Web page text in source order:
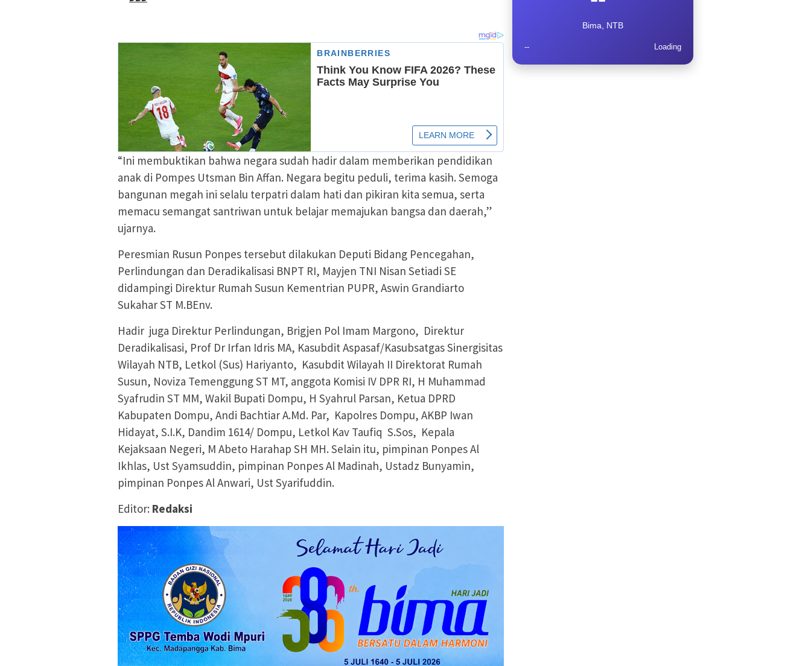
“Ini membuktikan bahwa negara sudah hadir dalam memberikan pendidikan
anak di Pompes Utsman Bin Affan. Negara begitu peduli, terima kasih. Semoga
bangunan megah ini selalu terpatri dalam hati dan pikiran kita semua, serta
memacu semangat santriwan untuk belajar memajukan bangsa dan daerah,”
ujarnya.
Peresmian Rusun Ponpes tersebut dilakukan Deputi Bidang Pencegahan,
Perlindungan dan Deradikalisasi BNPT RI, Mayjen TNI Nisan Setiadi SE
didampingi Direktur Rumah Susun Kementrian PUPR, Aswin Grandiarto
Sukahar ST M.BEnv.
Hadir juga Direktur Perlindungan, Brigjen Pol Imam Margono, Direktur
Deradikalisasi, Prof Dr Irfan Idris MA, Kasubdit Aspasaf/Kasubsatgas Sinergisitas
Wilayah NTB, Letkol (Sus) Hariyanto, Kasubdit Wilayah II Direktorat Rumah
Susun, Noviza Temenggung ST MT, anggota Komisi IV DPR RI, H Muhammad
Syafrudin ST MM, Wakil Bupati Dompu, H Syahrul Parsan, Ketua DPRD
Kabupaten Dompu, Andi Bachtiar A.Md. Par, Kapolres Dompu, AKBP Iwan
Hidayat, S.I.K, Dandim 1614/ Dompu, Letkol Kav Taufiq S.Sos, Kepala
Kejaksaan Negeri, M Abeto Harahap SH MH. Selain itu, pimpinan Ponpes Al
Ikhlas, Ust Syamsuddin, pimpinan Ponpes Al Madinah, Ustadz Bunyamin,
pimpinan Ponpes Al Anwari, Ust Syarifuddin.
Editor: Redaksi
Bima, NTB
-- Loading